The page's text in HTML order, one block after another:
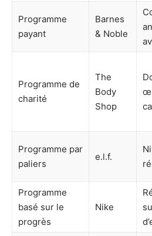
Programme
payant
Barnes
& Noble
Programme de
charité
The
Body
Shop
Programme par
paliers
e.l.f.
Programme
basé sur le
progrès
Nike